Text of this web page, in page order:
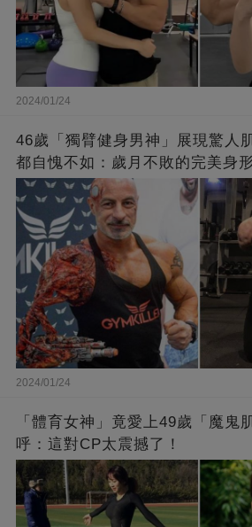
2024/01/24
46歲「獨臂健身男神」展現驚人
都自愧不如：歲月不敗的完美身形
2024/01/24
「體育女神」竟愛上49歲「魔鬼
呼：這對CP太震撼了！